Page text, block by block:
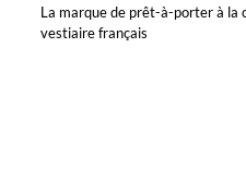
La marque de prêt-à-porter à la
vestiaire français